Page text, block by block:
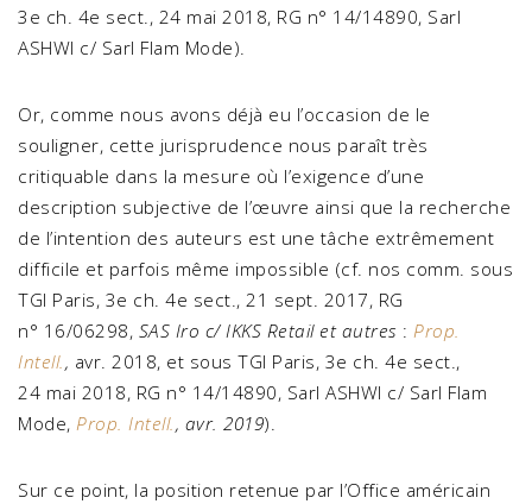
3e ch. 4e sect., 24 mai 2018, RG n° 14/14890, Sarl
ASHWI c/ Sarl Flam Mode).
Or, comme nous avons déjà eu l’occasion de le
souligner, cette jurisprudence nous paraît très
critiquable dans la mesure où l’exigence d’une
description subjective de l’œuvre ainsi que la recherche
de l’intention des auteurs est une tâche extrêmement
difficile et parfois même impossible (cf. nos comm. sous
TGI Paris, 3e ch. 4e sect., 21 sept. 2017, RG
n° 16/06298, SAS Iro c/ IKKS Retail et autres : Prop.
Intell., avr. 2018, et sous TGI Paris, 3e ch. 4e sect.,
24 mai 2018, RG n° 14/14890, Sarl ASHWI c/ Sarl Flam
Mode, Prop. Intell., avr. 2019).
Sur ce point, la position retenue par l’Office américain